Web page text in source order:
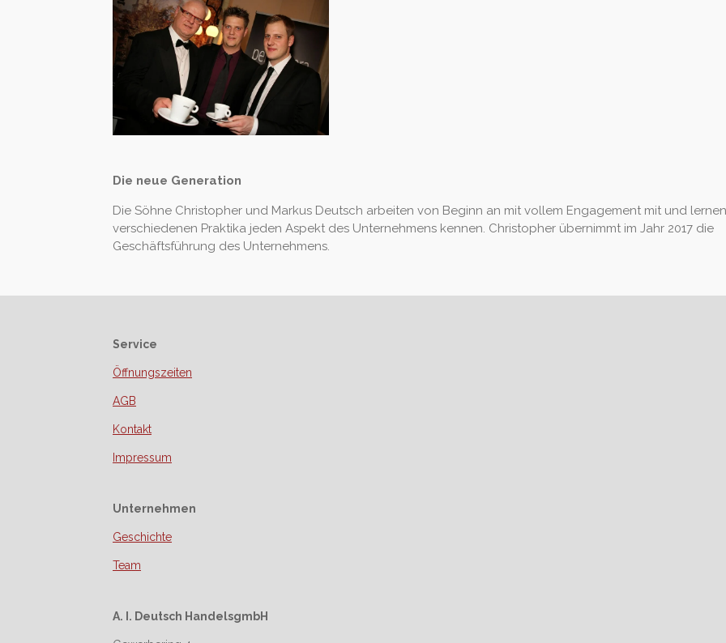
Die neue Generation
Die Söhne Christopher und Markus Deutsch arbeiten von Beginn an mit vollem Engagement mit und
verschiedenen Praktika jeden Aspekt des Unternehmens kennen. Christopher übernimmt im Jahr 2017 die
Geschäftsführung des Unternehmens.
Service
Öffnungszeiten
AGB
Kontakt
Impressum
Unternehmen
Geschichte
Team
A. I. Deutsch HandelsgmbH